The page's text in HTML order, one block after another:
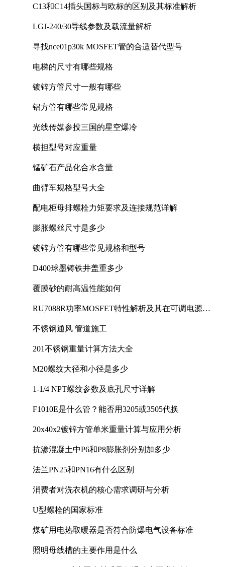
C13和C14插头国标与欧标的区别及其标准解析
LGJ-240/30导线参数及载流量解析
寻找nce01p30k MOSFET管的合适替代型号
电梯的尺寸有哪些规格
镀锌方管尺寸一般有哪些
铝方管有哪些常见规格
光线传媒参投三国的星空爆冷
横担型号对应重量
锰矿石产品化合水含量
曲臂车规格型号大全
配电柜母排螺栓力矩要求及连接规范详解
膨胀螺丝尺寸是多少
镀锌方管有哪些常见规格和型号
D400球墨铸铁井盖重多少
覆膜砂的耐高温性能如何
RU7088R功率MOSFET特性解析及其在可调电源设
不锈钢通风 管道施工
201不锈钢重量计算方法大全
M20螺纹大径和小径是多少
1-1/4 NPT螺纹参数及底孔尺寸详解
F1010E是什么管？能否用3205或3505代换
20x40x2镀锌方管单米重量计算与应用分析
抗渗混凝土中P6和P8膨胀剂分别加多少
法兰PN25和PN16有什么区别
消费者对洗衣机的核心需求调研与分析
U型螺栓的国家标准
煤矿用电热取暖器是否符合防爆电气设备标准
照明母线槽的主要作用是什么